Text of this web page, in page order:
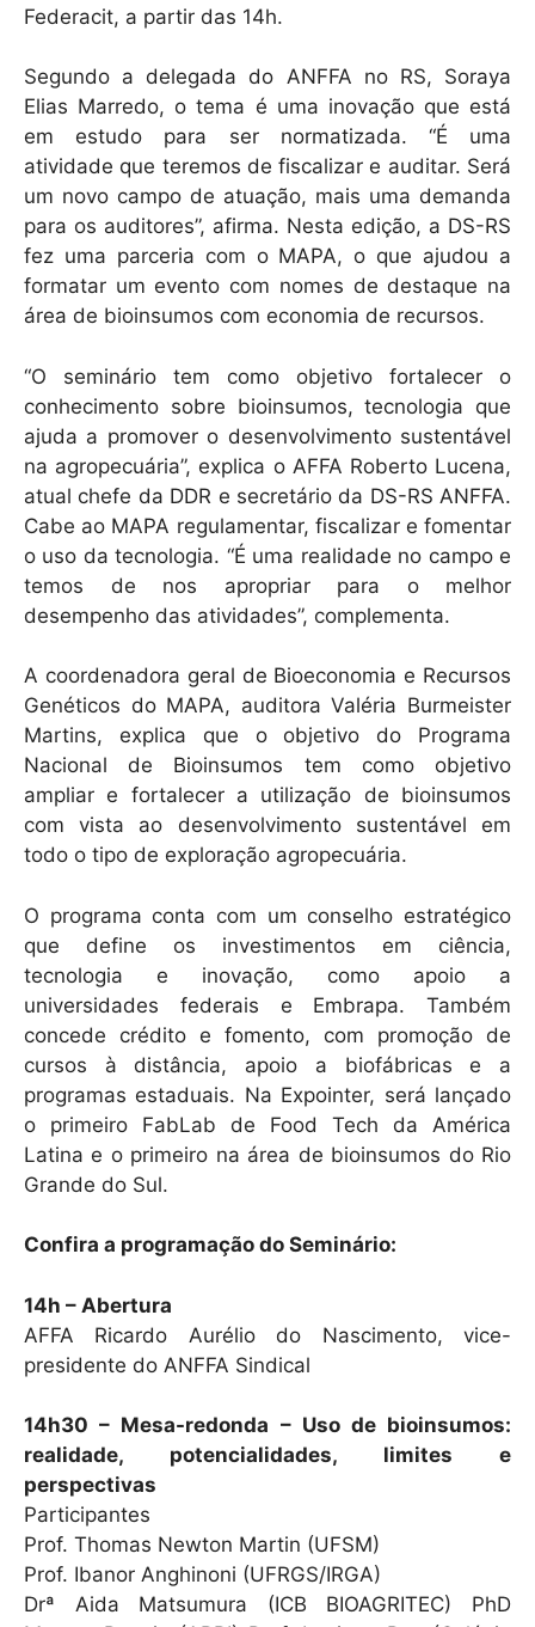
Federacit, a partir das 14h.
Segundo a delegada do ANFFA no RS, Soraya
Elias Marredo, o tema é uma inovação que está
em estudo para ser normatizada. “É uma
atividade que teremos de fiscalizar e auditar. Será
um novo campo de atuação, mais uma demanda
para os auditores”, afirma. Nesta edição, a DS-RS
fez uma parceria com o MAPA, o que ajudou a
formatar um evento com nomes de destaque na
área de bioinsumos com economia de recursos.
“O seminário tem como objetivo fortalecer o
conhecimento sobre bioinsumos, tecnologia que
ajuda a promover o desenvolvimento sustentável
na agropecuária”, explica o AFFA Roberto Lucena,
atual chefe da DDR e secretário da DS-RS ANFFA.
Cabe ao MAPA regulamentar, fiscalizar e fomentar
o uso da tecnologia. “É uma realidade no campo e
temos de nos apropriar para o melhor
desempenho das atividades”, complementa.
A coordenadora geral de Bioeconomia e Recursos
Genéticos do MAPA, auditora Valéria Burmeister
Martins, explica que o objetivo do Programa
Nacional de Bioinsumos tem como objetivo
ampliar e fortalecer a utilização de bioinsumos
com vista ao desenvolvimento sustentável em
todo o tipo de exploração agropecuária.
O programa conta com um conselho estratégico
que define os investimentos em ciência,
tecnologia e inovação, como apoio a
universidades federais e Embrapa. Também
concede crédito e fomento, com promoção de
cursos à distância, apoio a biofábricas e a
programas estaduais. Na Expointer, será lançado
o primeiro FabLab de Food Tech da América
Latina e o primeiro na área de bioinsumos do Rio
Grande do Sul.
Confira a programação do Seminário:
14h – Abertura
AFFA Ricardo Aurélio do Nascimento, vice-
presidente do ANFFA Sindical
14h30 – Mesa-redonda – Uso de bioinsumos:
realidade, potencialidades, limites e
perspectivas
Participantes
Prof. Thomas Newton Martin (UFSM)
Prof. Ibanor Anghinoni (UFRGS/IRGA)
Drª Aida Matsumura (ICB BIOAGRITEC) PhD